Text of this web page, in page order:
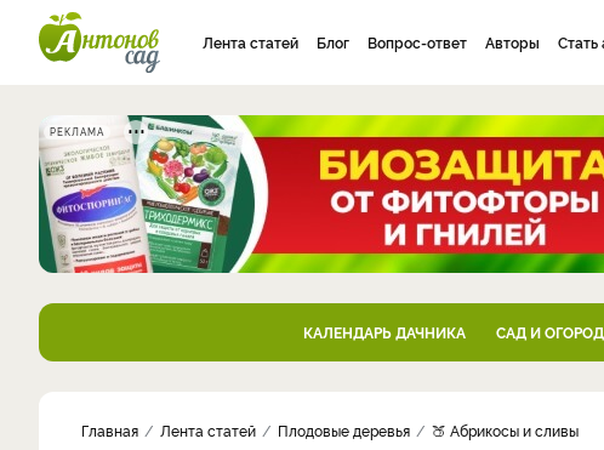
Лента статей Блог Вопрос-ответ Авторы Стать
РЕКЛАМА
КАЛЕНДАРЬ ДАЧНИКА САД И ОГОРОД
Главная Лента статей Плодовые деревья 🍑 Абрикосы и сливы